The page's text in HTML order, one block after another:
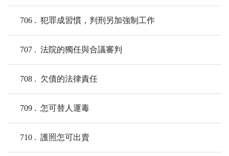
706 犯罪成習慣，判刑另加強制工作
707 法院的獨任與合議審判
708 欠債的法律責任
709 怎可替人運毒
710 護照怎可出賣